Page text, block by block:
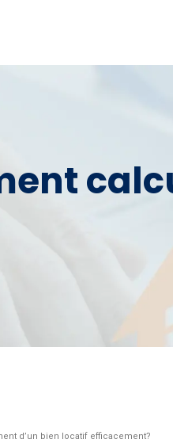
d’un bien locatif efficacement?